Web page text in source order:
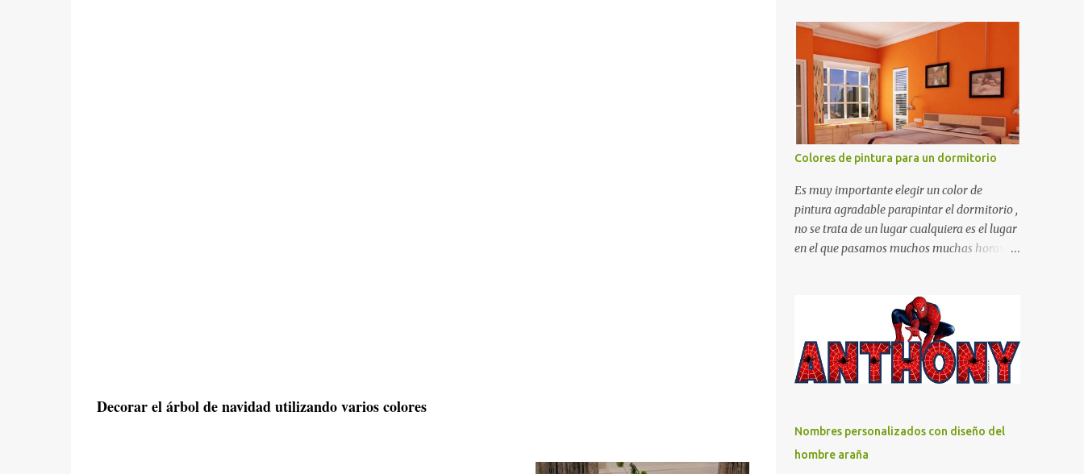
Decorar el árbol de navidad utilizando varios colores
de recortar y se pueden utilizar en variedad
de cosas como ser recortes para tareas
escolares, para hacer juegos infantiles
matemáticos, para decorar los cumpleaños
de los niños, entre otras cosas.
Colores de pintura para un dormitorio
Es muy importante elegir un color de
pintura agradable parapintar el dormitorio ,
no se trata de un lugar cualquiera es el lugar
en el que pasamos muchos muchas horas y
de un lugar propio que utilizamos todos los
días y por ende debemos tratar de que éste
sea un lugar muy agradable y cómodo y
también para nuestra vista. Te mostramos
algunas sugerencias que pueden brindar la
dormitorio. El color naranja es una buena
opción para recibir esa luz y felicidad que
todo ser humano necesita. El color blanco es
Nombres personalizados con diseño del
hombre araña